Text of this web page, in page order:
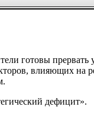
готовы
влияющих на
дефицит».